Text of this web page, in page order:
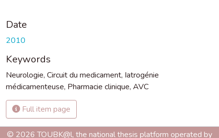
Date
2010
Keywords
Neurologie, Circuit du medicament, Iatrogénie
médicamenteuse, Pharmacie clinique, AVC
Full item page
© 2026 TOUBK@l, the national thesis platform operated by